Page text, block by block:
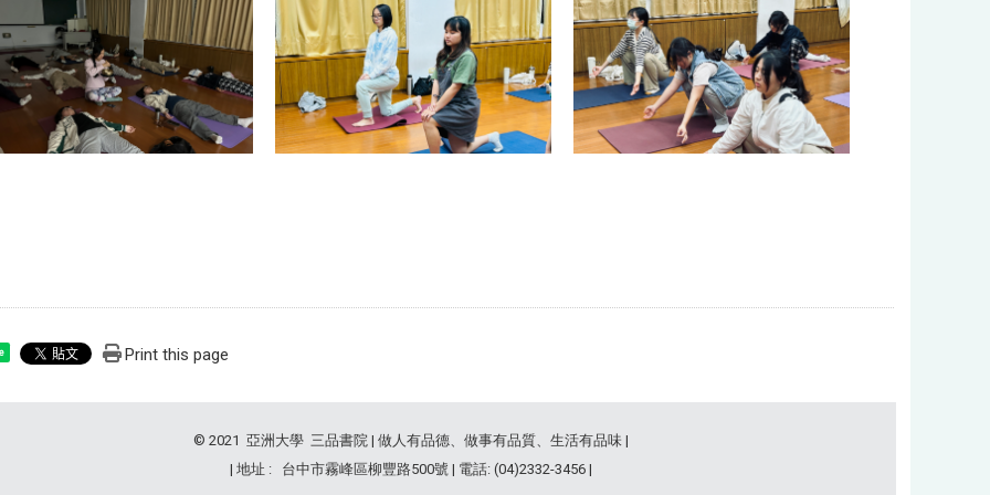
Print this page
© 2021 亞洲大學 三品書院 | 做人有品德、做事有品質、生活有品味 |
| 地址 : 台中市霧峰區柳豐路500號 | 電話: (04)2332-3456 |